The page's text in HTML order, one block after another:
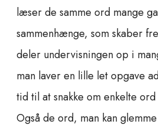
læser de samme ord mange
sammenhænge, som skaber
deler undervisningen op i
man laver en lille let opgave
tid til at snakke om enkelte
Også de ord, man kan